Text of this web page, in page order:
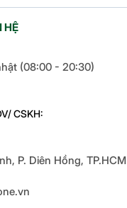
HỆ
(08:00 - 20:30)
CSKH:
P. Diên Hồng, TP.HCM